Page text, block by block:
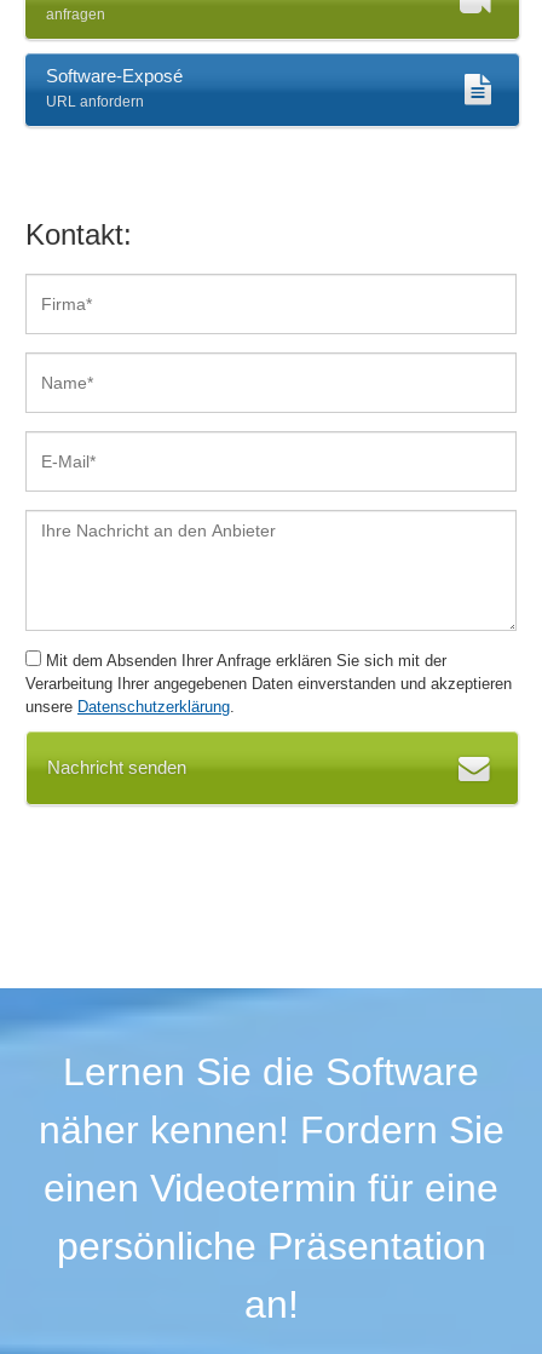
Spesen
Stundenlohnerfassung
Stundensatzverwaltung
Zeit-Abrechnungsregeln
anfragen
Software-Exposé
URL anfordern
Kontakt:
Mit dem Absenden Ihrer Anfrage erklären Sie sich mit der
Verarbeitung Ihrer angegebenen Daten einverstanden und akzeptieren
unsere Datenschutzerklärung.
Nachricht senden
Lernen Sie die Software
näher kennen! Fordern Sie
einen Videotermin für eine
persönliche Präsentation
an!